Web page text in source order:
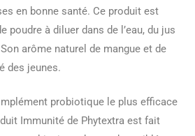
en bonne santé. Ce produit est
poudre à diluer dans de l’eau, du jus
arôme naturel de mangue et de
des jeunes.
probiotique le plus efficace
Immunité de Phytextra est fait